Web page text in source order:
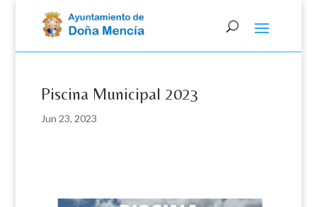
Piscina Municipal 2023
Jun 23, 2023